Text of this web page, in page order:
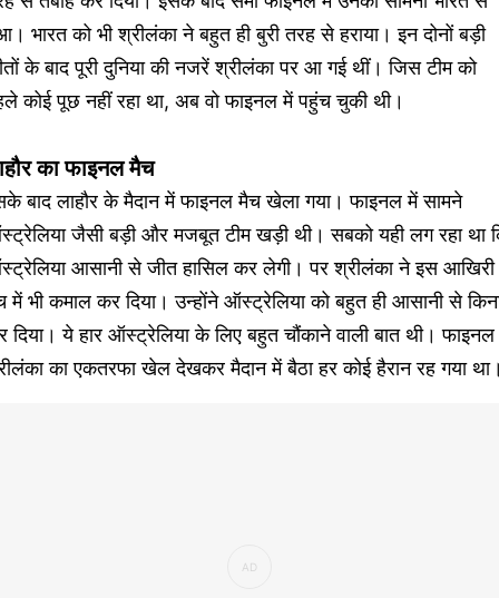
भारत को भी श्रीलंका ने बहुत ही बुरी तरह से हराया। इन दोनों बड़ी
के बाद पूरी दुनिया की नजरें श्रीलंका पर आ गई थीं। जिस टीम को
कोई पूछ नहीं रहा था, अब वो फाइनल में पहुंच चुकी थी।
का फाइनल मैच
बाद लाहौर के मैदान में फाइनल मैच खेला गया। फाइनल में सामने
जैसी बड़ी और मजबूत टीम खड़ी थी। सबको यही लग रहा था
आसानी से जीत हासिल कर लेगी। पर श्रीलंका ने इस आखिरी
में भी कमाल कर दिया। उन्होंने ऑस्ट्रेलिया को बहुत ही आसानी से
दिया। ये हार ऑस्ट्रेलिया के लिए बहुत चौंकाने वाली बात थी।
का एकतरफा खेल देखकर मैदान में बैठा हर कोई हैरान रह गया